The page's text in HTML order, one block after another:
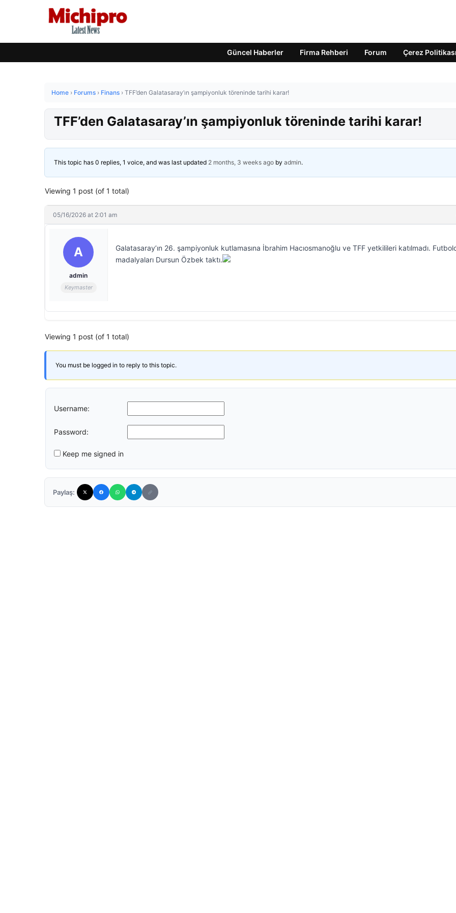
Güncel Haberler Firma Rehberi Forum Çerez Politikası
Home › Forums › Finans › TFF’den Galatasaray’ın şampiyonluk töreninde tarihi karar!
TFF’den Galatasaray’ın şampiyonluk töreninde tarihi karar!
This topic has 0 replies, 1 voice, and was last updated 2 months, 3 weeks ago by admin.
Viewing 1 post (of 1 total)
05/16/2026 at 2:01 am
A
admin
Keymaster
Galatasaray’ın 26. şampiyonluk kutlamasına İbrahim Hacıosmanoğlu ve TFF yetkilileri katılmadı.
madalyaları Dursun Özbek taktı.
Viewing 1 post (of 1 total)
You must be logged in to reply to this topic.
Username:
Password:
Keep me signed in
Paylaş: